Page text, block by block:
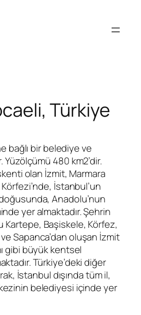
Türkiye
bağlı bir belediye ve
480 km2’dir.
olan İzmit, Marmara
İstanbul’un
Anadolu’nun
yer almaktadır. Şehrin
Başiskele, Körfez,
Sapanca’dan oluşan İzmit
gibi büyük kentsel
Türkiye’deki diğer
İstanbul dışında tüm il,
belediyesi içinde yer